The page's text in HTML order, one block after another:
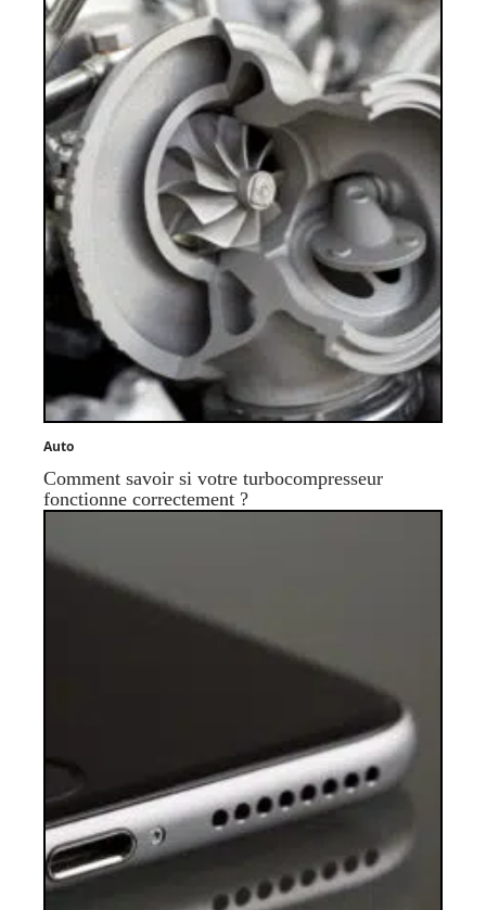
Auto
Comment savoir si votre turbocompresseur
fonctionne correctement ?